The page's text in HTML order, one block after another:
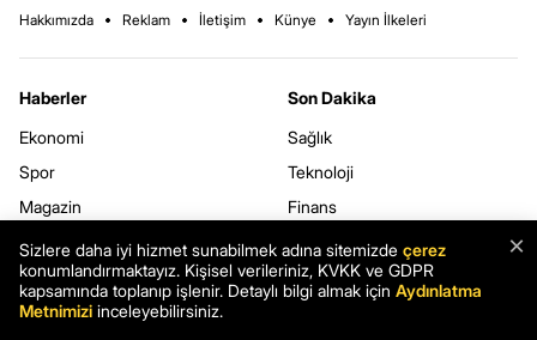
Hakkımızda Reklam İletişim Künye Yayın İlkeleri
Haberler
Ekonomi
Spor
Magazin
Son Dakika
Kripto
3.Sayfa
Son Dakika
Sağlık
Teknoloji
Finans
Turizm
Yazarlar
×
Sizlere daha iyi hizmet sunabilmek adına sitemizde çerez
konumlandırmaktayız. Kişisel verileriniz, KVKK ve GDPR
kapsamında toplanıp işlenir. Detaylı bilgi almak için Aydınlatma
Metnimizi inceleyebilirsiniz.